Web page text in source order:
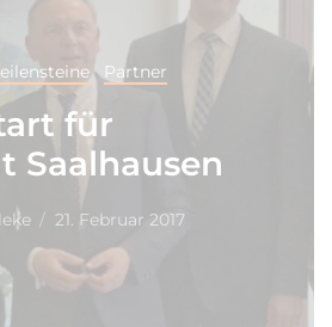
Partner
für
Saalhausen
21. Februar 2017